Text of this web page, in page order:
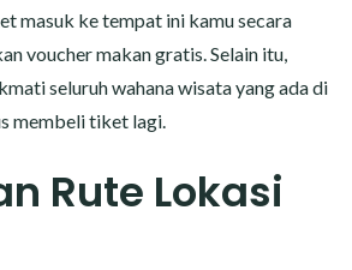
masuk ke tempat ini kamu secara
voucher makan gratis. Selain itu,
seluruh wahana wisata yang ada di
membeli tiket lagi.
Rute Lokasi